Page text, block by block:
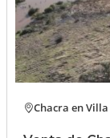
Chacra en